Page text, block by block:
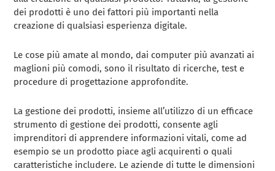
dei prodotti è uno dei fattori più importanti nella
creazione di qualsiasi esperienza digitale.
Le cose più amate al mondo, dai computer più avanzati ai
maglioni più comodi, sono il risultato di ricerche, test e
procedure di progettazione approfondite.
La gestione dei prodotti, insieme all’utilizzo di un efficace
strumento di gestione dei prodotti, consente agli
imprenditori di apprendere informazioni vitali, come ad
esempio se un prodotto piace agli acquirenti o quali
caratteristiche includere. Le aziende di tutte le dimensioni